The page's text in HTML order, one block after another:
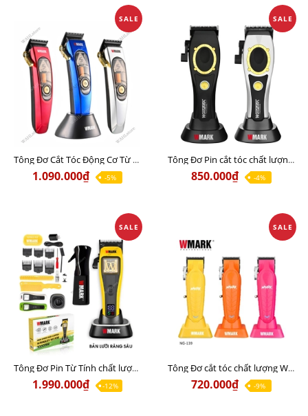
SALE
Tông Đơ Cắt Tóc Động Cơ Từ Tính WMARK NG-9004 Chính Hãng
1.090.000₫ -5%
SALE
Tông Đơ Pin cắt tóc chất lượng Wmark NG-7030 Chính Hãng
850.000₫ -4%
SALE
Tông Đơ Pin Từ Tính chất lượng WMARK NG-X1 PLUS Chính Hãng
1.990.000₫ -12%
SALE
Tông Đơ cắt tóc chất lượng Wmark NG-139 Chính Hãng
720.000₫ -9%